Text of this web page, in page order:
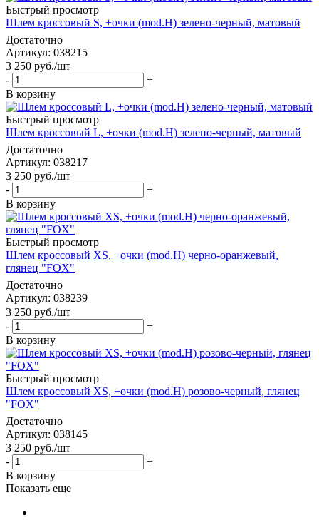
Быстрый просмотр
Шлем кроссовый S, +очки (mod.H) зелено-черный, матовый
Достаточно
Артикул: 038215
3 250 руб./шт
-
+
В корзину
Быстрый просмотр
Шлем кроссовый L, +очки (mod.H) зелено-черный, матовый
Достаточно
Артикул: 038217
3 250 руб./шт
-
+
В корзину
Быстрый просмотр
Шлем кроссовый XS, +очки (mod.H) черно-оранжевый,
глянец "FOX"
Достаточно
Артикул: 038239
3 250 руб./шт
-
+
В корзину
Быстрый просмотр
Шлем кроссовый XS, +очки (mod.H) розово-черный, глянец
"FOX"
Достаточно
Артикул: 038145
3 250 руб./шт
-
+
В корзину
Показать еще